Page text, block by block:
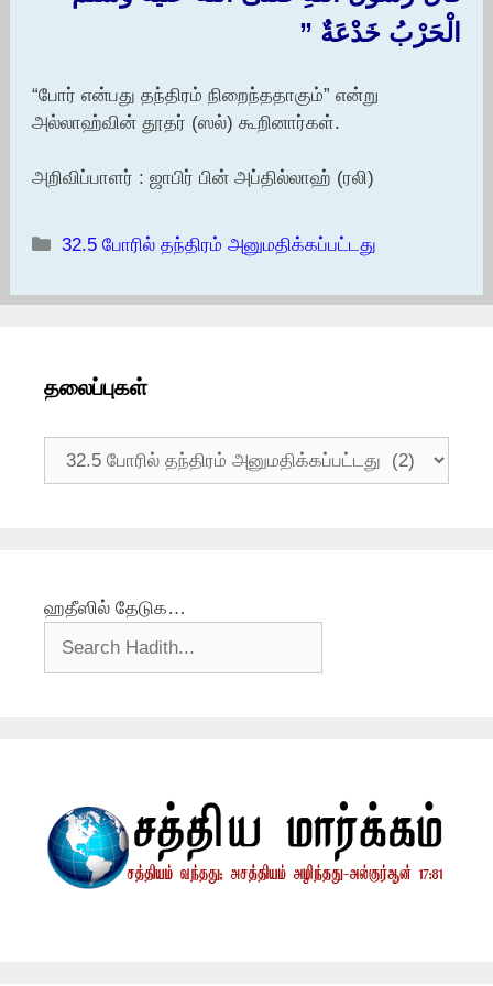
الْحَرْبُ خَدْعَةٌ ‏”‏
“போர் என்பது தந்திரம் நிறைந்ததாகும்” என்று
அல்லாஹ்வின் தூதர் (ஸல்) கூறினார்கள்.
அறிவிப்பாளர் : ஜாபிர் பின் அப்தில்லாஹ் (ரலி)
Categories
32.5 போரில் தந்திரம் அனுமதிக்கப்பட்டது
தலைப்புகள்
தலைப்புகள்
ஹதீஸில் தேடுக…